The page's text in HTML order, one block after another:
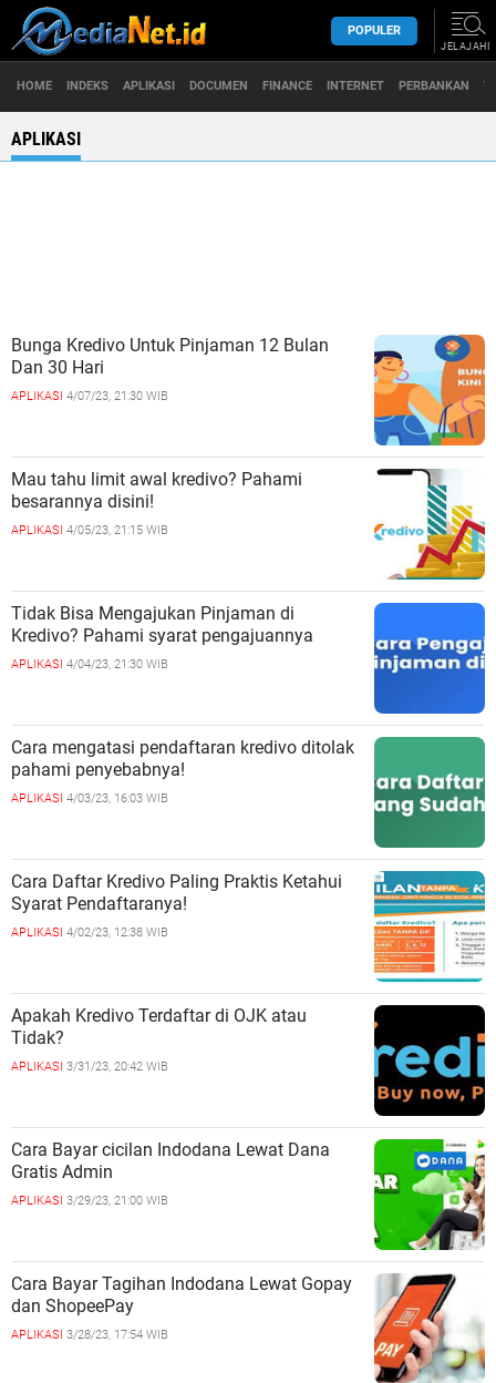
POPULER
JELAJAHI
HOME INDEKS APLIKASI DOCUMEN FINANCE INTERNET PERBANKAN
APLIKASI
Bunga Kredivo Untuk Pinjaman 12 Bulan
Dan 30 Hari
APLIKASI 4/07/23, 21:30 WIB
Mau tahu limit awal kredivo? Pahami
besarannya disini!
APLIKASI 4/05/23, 21:15 WIB
Tidak Bisa Mengajukan Pinjaman di
Kredivo? Pahami syarat pengajuannya
APLIKASI 4/04/23, 21:30 WIB
Cara mengatasi pendaftaran kredivo ditolak
pahami penyebabnya!
APLIKASI 4/03/23, 16:03 WIB
Cara Daftar Kredivo Paling Praktis Ketahui
Syarat Pendaftaranya!
APLIKASI 4/02/23, 12:38 WIB
Apakah Kredivo Terdaftar di OJK atau
Tidak?
APLIKASI 3/31/23, 20:42 WIB
Cara Bayar cicilan Indodana Lewat Dana
Gratis Admin
APLIKASI 3/29/23, 21:00 WIB
Cara Bayar Tagihan Indodana Lewat Gopay
dan ShopeePay
APLIKASI 3/28/23, 17:54 WIB